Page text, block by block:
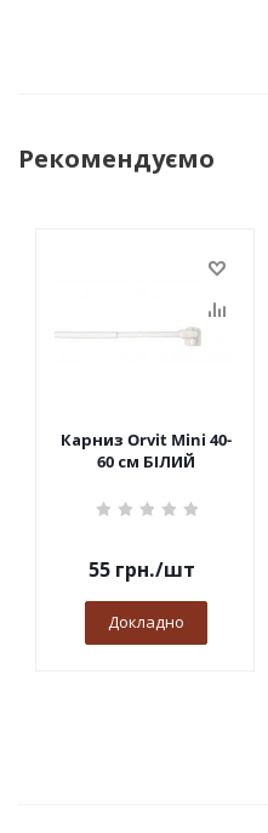
Рекомендуємо
Карниз Orvit Mini 40-
60 см БІЛИЙ
55грн./шт
Докладно